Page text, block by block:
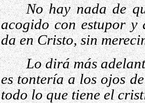
No hay nada de
acogido con estupor
da en Cristo, sin
Lo dirá más
es tontería a los ojos
todo lo que tiene el